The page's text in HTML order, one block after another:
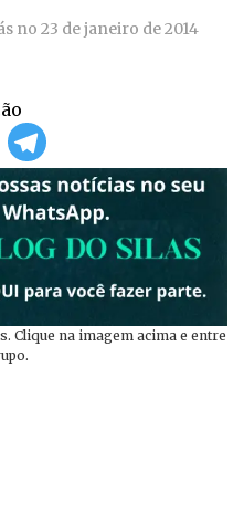
no 23 de janeiro de 2014
Clique na imagem acima e entre